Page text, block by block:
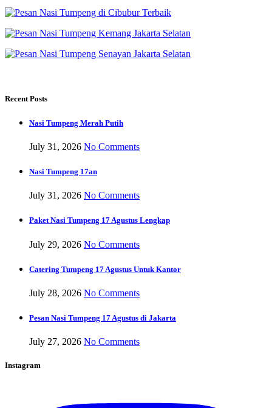
Recent Posts
Nasi Tumpeng Merah Putih
July 31, 2026 No Comments
Nasi Tumpeng 17an
July 31, 2026 No Comments
Paket Nasi Tumpeng 17 Agustus Lengkap
July 29, 2026 No Comments
Catering Tumpeng 17 Agustus Untuk Kantor
July 28, 2026 No Comments
Pesan Nasi Tumpeng 17 Agustus di Jakarta
July 27, 2026 No Comments
Instagram